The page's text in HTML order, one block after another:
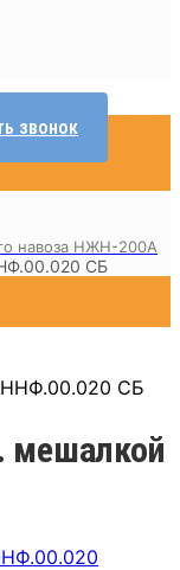
звонок
навоза НЖН-200А
СБ
мешалкой